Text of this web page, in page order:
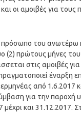
οι αμοιβές για
πρόσωπο του ανωτέρω
(2) πρώτους μήνες του
στις αμοιβές
έναρξη
από 1.6.2017
για την παροχή
μέχρι και 31.12.2017.